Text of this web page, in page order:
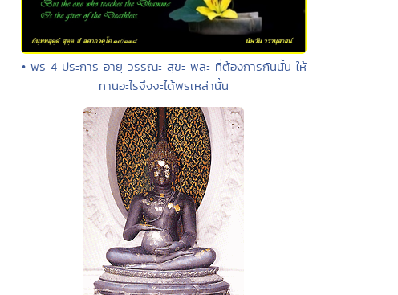
• พร 4 ประการ อายุ วรรณะ สุขะ พละ ที่ต้องการกันนั้น ให้
ทานอะไรจึงจะได้พรเหล่านั้น